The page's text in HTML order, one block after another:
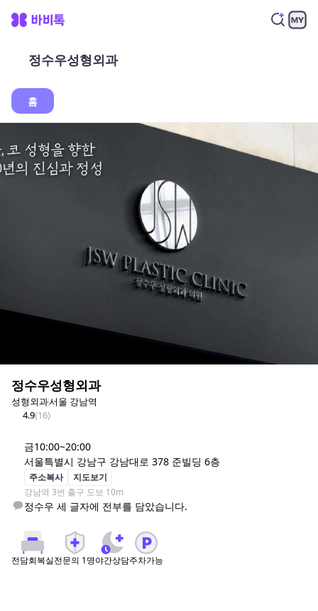
정수우성형외과
홈
정수우성형외과
성형외과서울 강남역
4.9(16)
금10:00~20:00
서울특별시 강남구 강남대로 378 준빌딩 6층
주소복사
지도보기
강남역 3번 출구 도보 10m
정수우 세 글자에 전부를 담았습니다.
전담회복실전문의 1명야간상담주차가능